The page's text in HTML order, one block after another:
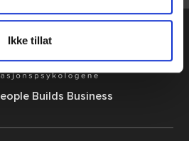
Ikke tillat
eople Builds Business